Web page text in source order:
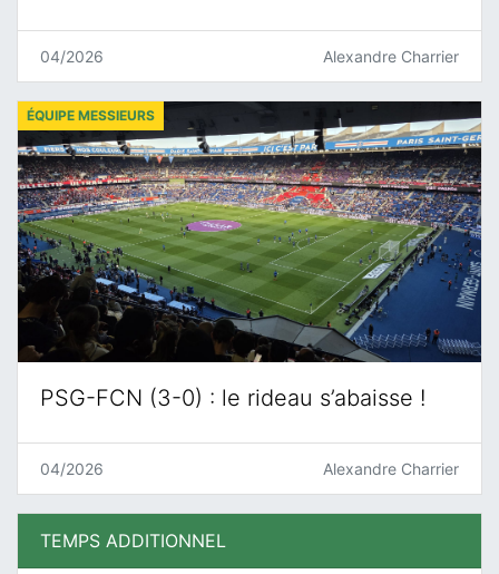
04/2026 Alexandre Charrier
PSG-FCN (3-0) : le rideau s’abaisse !
ÉQUIPE MESSIEURS
04/2026 Alexandre Charrier
TEMPS ADDITIONNEL